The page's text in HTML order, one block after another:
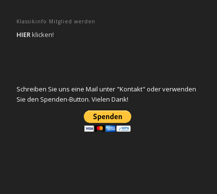
Klassikinfo Mitglied werden
HIERklicken!
Schreiben Sie uns eine Mail unter "Kontakt" oder verwenden
Sie den Spenden-Button. Vielen Dank!